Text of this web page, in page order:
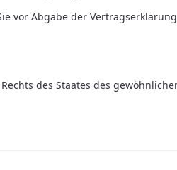
vor Abgabe der
des Staates des